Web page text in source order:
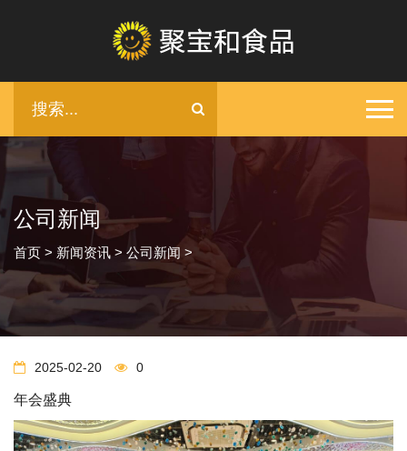
公司新闻
首页 > 新闻资讯 > 公司新闻 >
2025-02-20 0
年会盛典